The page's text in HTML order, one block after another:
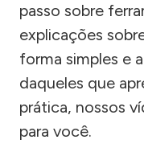
passo sobre
explicações
forma simples e
daqueles que
prática, nossos
para você.